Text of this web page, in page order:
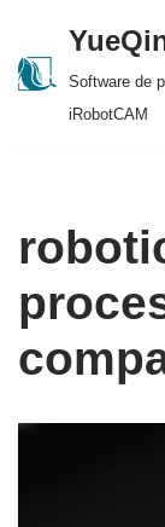
Skip
Software de
iRobotCAM